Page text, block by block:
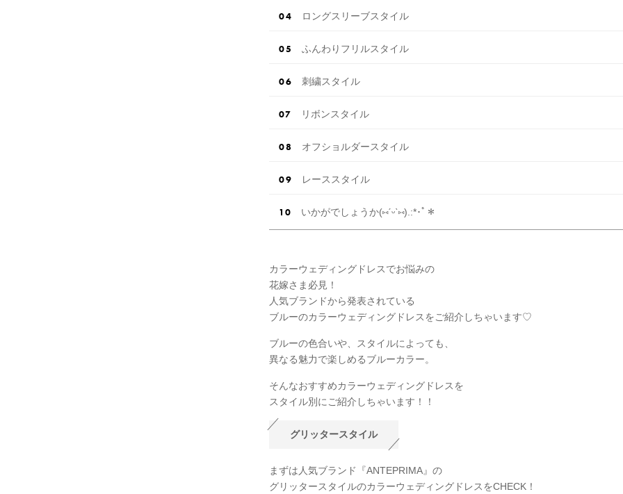
ロングスリーブスタイル
ふんわりフリルスタイル
刺繍スタイル
リボンスタイル
オフショルダースタイル
レーススタイル
いかがでしょうか(⑅ˊᵕˋ⑅).:*･ﾟ＊
カラーウェディングドレスでお悩みの
花嫁さま必見！
人気ブランドから発表されている
ブルーのカラーウェディングドレスをご紹介しちゃいます♡
ブルーの色合いや、スタイルによっても、
異なる魅力で楽しめるブルーカラー。
そんなおすすめカラーウェディングドレスを
スタイル別にご紹介しちゃいます！！
グリッタースタイル
まずは人気ブランド『ANTEPRIMA』の
グリッタースタイルのカラーウェディングドレスをCHECK！